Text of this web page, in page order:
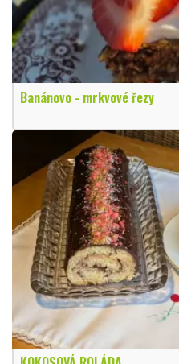
Banánovo - mrkvové řezy